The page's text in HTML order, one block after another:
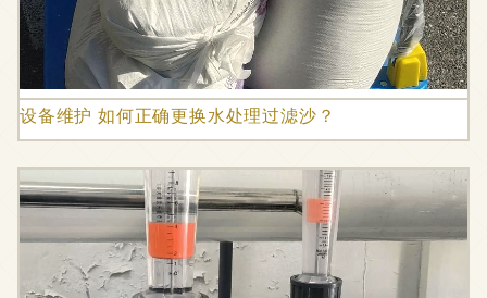
设备维护 如何正确更换水处理过滤沙？